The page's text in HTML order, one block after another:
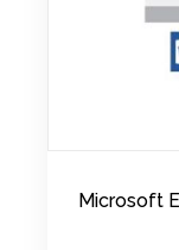
Microsoft